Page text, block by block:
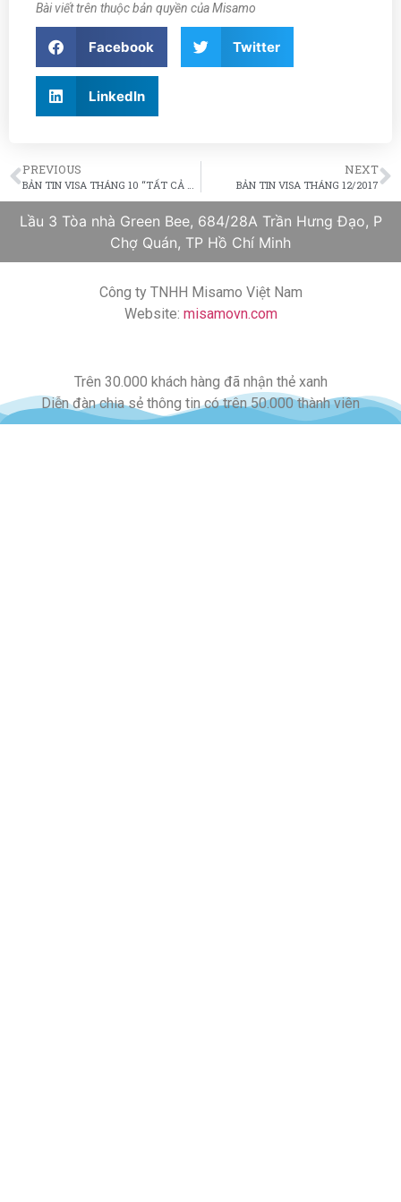
Bài viết trên thuộc bản quyền của Misamo
Facebook Twitter
LinkedIn
PREVIOUS
BẢN TIN VISA THÁNG 10 “TẤT CẢ CÁC DIỆN ĐỀU TĂNG”
NEXT
BẢN TIN VISA THÁNG 12/2017
Lầu 3 Tòa nhà Green Bee, 684/28A Trần Hưng Đạo, P
Chợ Quán, TP Hồ Chí Minh
Công ty TNHH Misamo Việt Nam
Website: misamovn.com
Trên 30.000 khách hàng đã nhận thẻ xanh
Diễn đàn chia sẻ thông tin có trên 50.000 thành viên